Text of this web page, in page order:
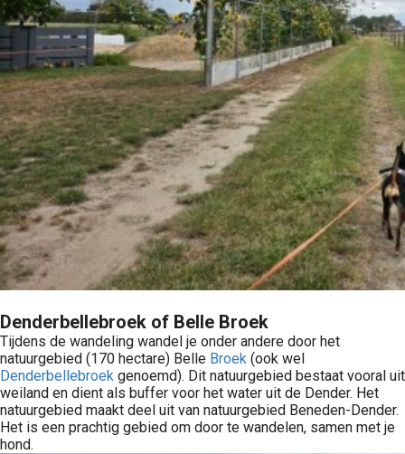
Denderbellebroek of Belle Broek
Tijdens de wandeling wandel je onder andere door het
natuurgebied (170 hectare) Belle Broek (ook wel
Denderbellebroek genoemd). Dit natuurgebied bestaat vooral uit
weiland en dient als buffer voor het water uit de Dender. Het
natuurgebied maakt deel uit van natuurgebied Beneden-Dender.
Het is een prachtig gebied om door te wandelen, samen met je
hond.